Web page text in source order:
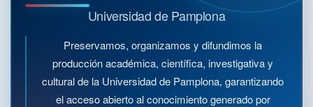
Universidad de Pamplona
Preservamos, organizamos y difundimos la
producción académica, científica, investigativa y
cultural de la Universidad de Pamplona, garantizando
el acceso abierto al conocimiento generado por